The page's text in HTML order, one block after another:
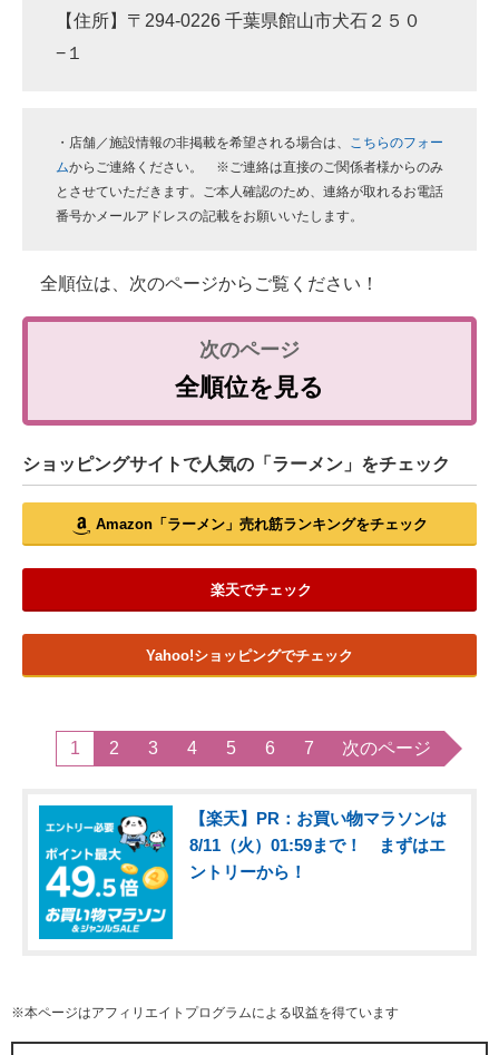
【住所】〒294-0226 千葉県館山市犬石２５０
−１
・店舗／施設情報の非掲載を希望される場合は、 こちらのフォー
ムからご連絡ください。 ※ご連絡は直接のご関係者様からのみ
とさせていただきます。ご本人確認のため、連絡が取れるお電話
番号かメールアドレスの記載をお願いいたします。
全順位は、次のページからご覧ください！
全順位を見る
ショッピングサイトで人気の「ラーメン」をチェック
Amazon「ラーメン」売れ筋ランキングをチェック
楽天でチェック
Yahoo!ショッピングでチェック
1 2 3 4 5 6 7 次のページ
【楽天】PR：お買い物マラソンは
8/11（火）01:59まで！ まずはエ
ントリーから！
※本ページはアフィリエイトプログラムによる収益を得ています